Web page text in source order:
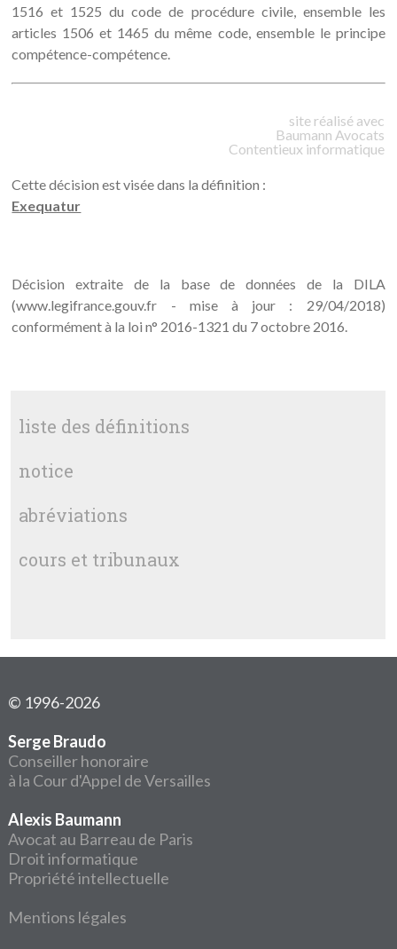
1516 et 1525 du code de procédure civile, ensemble les
articles 1506 et 1465 du même code, ensemble le principe
compétence-compétence.
site réalisé avec
Baumann Avocats
Contentieux informatique
Cette décision est visée dans la définition :
Exequatur
Décision extraite de la base de données de la DILA
(www.legifrance.gouv.fr - mise à jour : 29/04/2018)
conformément à la loi n° 2016-1321 du 7 octobre 2016.
liste des définitions
notice
abréviations
cours et tribunaux
© 1996-2026
Serge Braudo
Conseiller honoraire
à la Cour d'Appel de Versailles
Alexis Baumann
Avocat au Barreau de Paris
Droit informatique
Propriété intellectuelle
Mentions légales